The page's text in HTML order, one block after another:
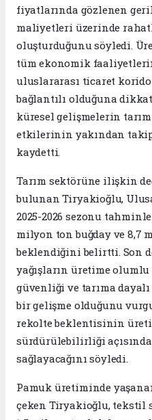
fiyatlarında gözlenen
maliyetleri üzerinde
oluşturduğunu söyledi.
tüm ekonomik
uluslararası ticaret
bağlantılı olduğuna
küresel gelişmelerin
etkilerinin yakından
kaydetti.
Tarım sektörüne ilişkin
bulunan Tiryakioğlu,
2025-2026 sezonu
milyon ton buğday ve 8,7
beklendiğini belirtti. Son
yağışların üretime olumlu
güvenliği ve tarıma
bir gelişme olduğunu
rekolte beklentisinin
sürdürülebilirliği
sağlayacağını söyledi.
Pamuk üretiminde
çeken Tiryakioğlu, tekstil